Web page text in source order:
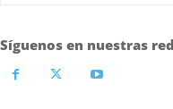
Síguenos en nuestras